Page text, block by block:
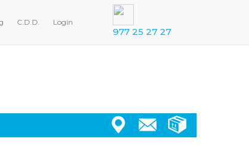
C.D.D. Login
977 25 27 27